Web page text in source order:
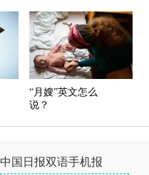
“月嫂”英文怎么
说？
中国日报双语手机报